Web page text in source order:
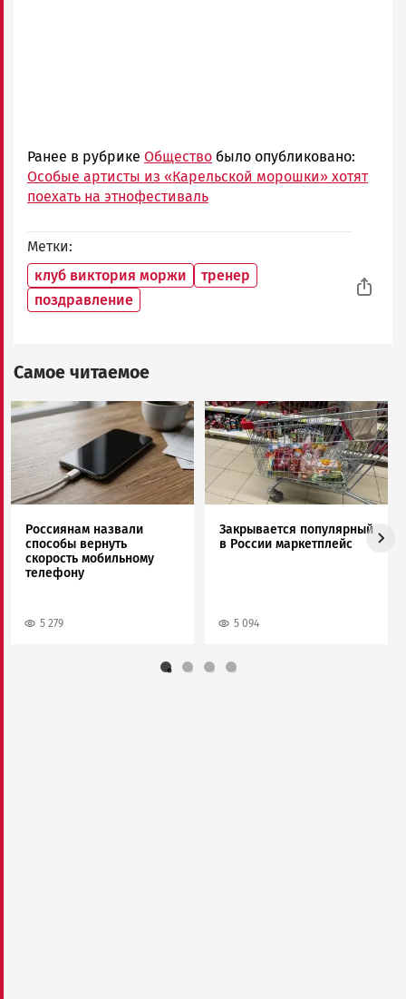
Ранее в рубрике Общество было опубликовано:
Особые артисты из «Карельской морошки» хотят
поехать на этнофестиваль
Метки
клуб виктория моржи
тренер
поздравление
Самое читаемое
Image
Россиянам назвали
способы вернуть
скорость мобильному
телефону
5 279
Image
Закрывается популярный
в России маркетплейс
5 094